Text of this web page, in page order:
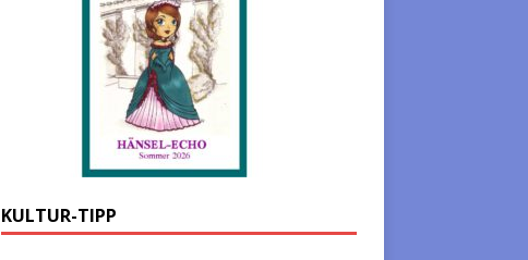
KULTUR-TIPP